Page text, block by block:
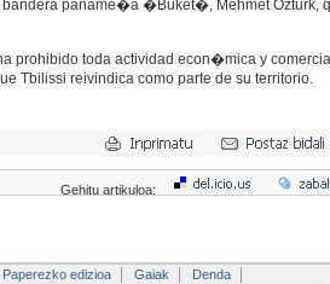
bandera paname�a �Buket�, Mehmet Ozturk,
prohibido toda actividad econ�mica y
Tbilissi reivindica como parte de su territorio.
Gehitu artikuloa:
Paperezko edizioa Gaiak
Denda